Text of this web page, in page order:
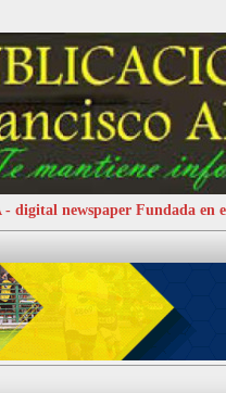
digital newspaper Fundada en